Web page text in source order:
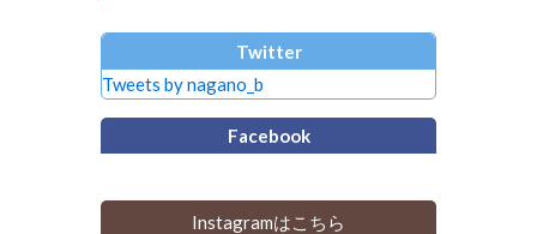
Twitter
Tweets by nagano_b
Facebook
Instagramはこちら